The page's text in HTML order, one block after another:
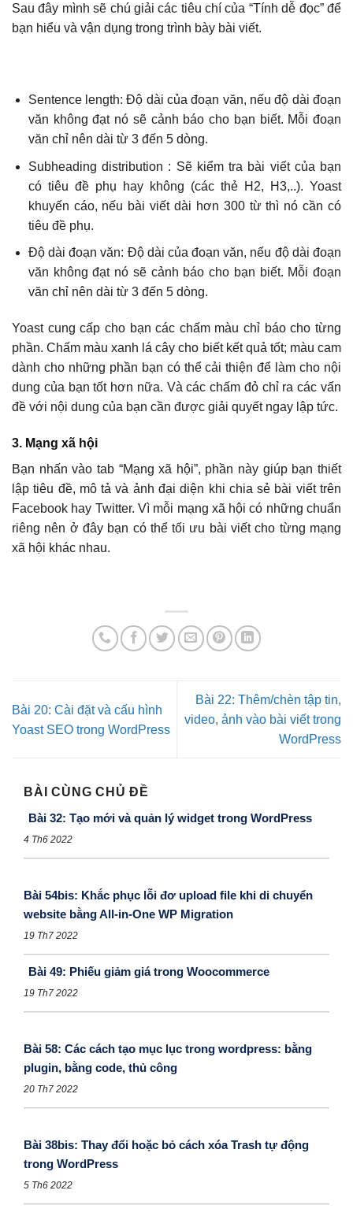
Sau đây mình sẽ chú giải các tiêu chí của “Tính dễ đọc” để
bạn hiểu và vận dụng trong trình bày bài viết.
Sentence length: Độ dài của đoạn văn, nếu độ dài đoạn
văn không đạt nó sẽ cảnh báo cho bạn biết. Mỗi đoạn
văn chỉ nên dài từ 3 đến 5 dòng.
Subheading distribution : Sẽ kiểm tra bài viết của bạn
có tiêu đề phụ hay không (các thẻ H2, H3,..). Yoast
khuyến cáo, nếu bài viết dài hơn 300 từ thì nó cần có
tiêu đề phụ.
Độ dài đoạn văn: Độ dài của đoạn văn, nếu độ dài đoạn
văn không đạt nó sẽ cảnh báo cho bạn biết. Mỗi đoạn
văn chỉ nên dài từ 3 đến 5 dòng.
Yoast cung cấp cho bạn các chấm màu chỉ báo cho từng
phần. Chấm màu xanh lá cây cho biết kết quả tốt; màu cam
dành cho những phần bạn có thể cải thiện để làm cho nội
dung của bạn tốt hơn nữa. Và các chấm đỏ chỉ ra các vấn
đề với nội dung của bạn cần được giải quyết ngay lập tức.
3. Mạng xã hội
Bạn nhấn vào tab “Mạng xã hội”, phần này giúp bạn thiết
lập tiêu đề, mô tả và ảnh đại diện khi chia sẻ bài viết trên
Facebook hay Twitter. Vì mỗi mạng xã hội có những chuẩn
riêng nên ở đây bạn có thể tối ưu bài viết cho từng mạng
xã hội khác nhau.
Bài 20: Cài đặt và cấu hình
Yoast SEO trong WordPress
Bài 22: Thêm/chèn tập tin,
video, ảnh vào bài viết trong
WordPress
BÀI CÙNG CHỦ ĐỀ
Bài 32: Tạo mới và quản lý widget trong WordPress
4 Th6 2022
Bài 54bis: Khắc phục lỗi đơ upload file khi di chuyển
website bằng All-in-One WP Migration
19 Th7 2022
Bài 49: Phiếu giảm giá trong Woocommerce
19 Th7 2022
Bài 58: Các cách tạo mục lục trong wordpress: bằng
plugin, bằng code, thủ công
20 Th7 2022
Bài 38bis: Thay đổi hoặc bỏ cách xóa Trash tự động
trong WordPress
5 Th6 2022